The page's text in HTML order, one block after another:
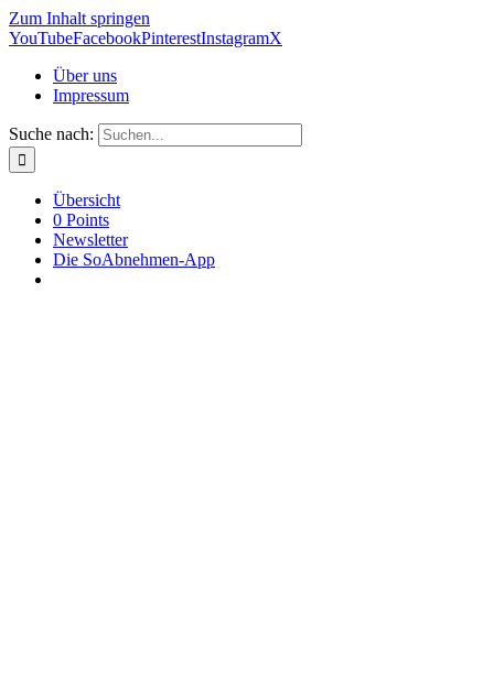
Zum Inhalt springen
YouTubeFacebookPinterestInstagramX
Über uns
Impressum
Suche nach:
Übersicht
0 Points
Newsletter
Die SoAbnehmen-App